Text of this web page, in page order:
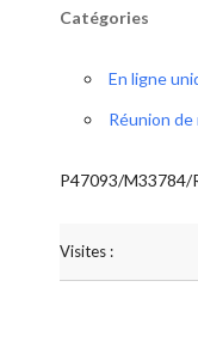
Catégories
En ligne
Réunion
P47093/M33784/
Visites :